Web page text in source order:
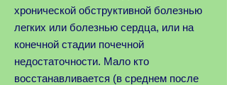
хронической обструктивной болезнью
легких или болезнью сердца, или на
конечной стадии почечной
недостаточности. Мало кто
восстанавливается (в среднем после